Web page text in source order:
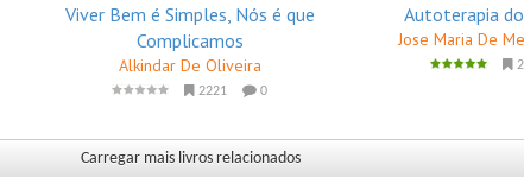
Viver Bem é Simples, Nós é que
Complicamos
Alkindar De Oliveira
2221 0
Autoterapia
Jose Maria De
Carregar mais livros relacionados